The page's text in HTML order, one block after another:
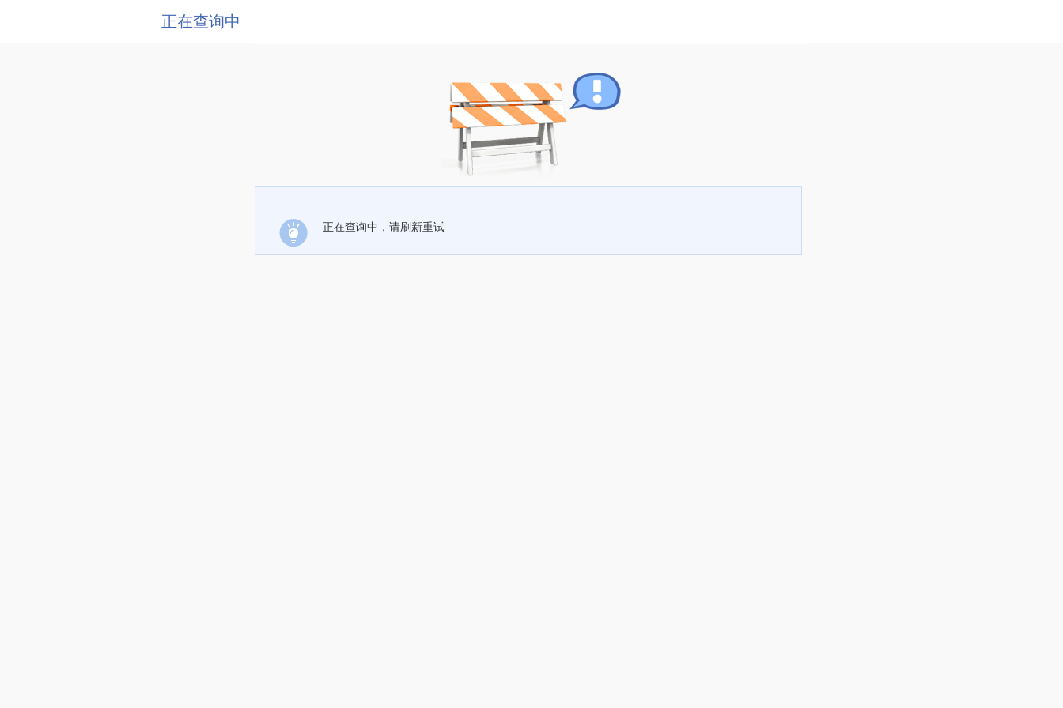
正在查询中
正在查询中，请刷新重试